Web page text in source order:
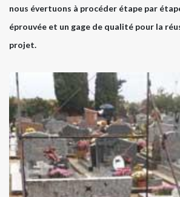
nous évertuons à procéder étape par
éprouvée et un gage de qualité pour la
projet.